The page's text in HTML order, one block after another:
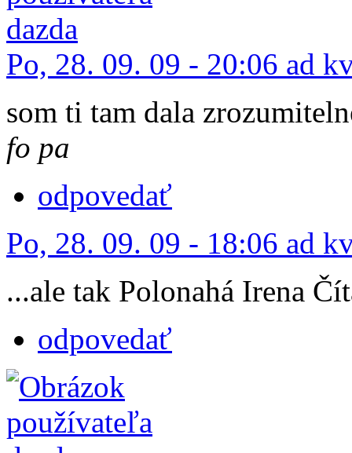
Po, 28. 09. 09 - 20:06 ad
som ti tam dala
fo pa
odpovedať
Po, 28. 09. 09 - 18:06 ad
...ale tak Polonahá Irena
odpovedať